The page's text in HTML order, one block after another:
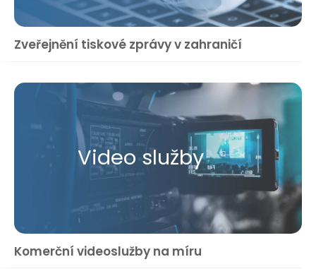
Zveřejnění tiskové zprávy v zahraničí
Video služby
Komerční videoslužby na míru